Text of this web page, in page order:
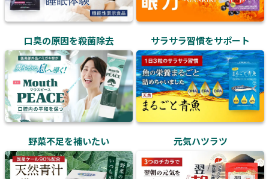
口臭の原因を殺菌除去 サラサラ習慣をサポート
野菜不足を補いたい 元気ハツラツ